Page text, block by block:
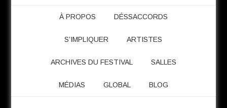
À PROPOS DÉSSACCORDS
S’IMPLIQUER ARTISTES
ARCHIVES DU FESTIVAL SALLES
MÉDIAS GLOBAL BLOG